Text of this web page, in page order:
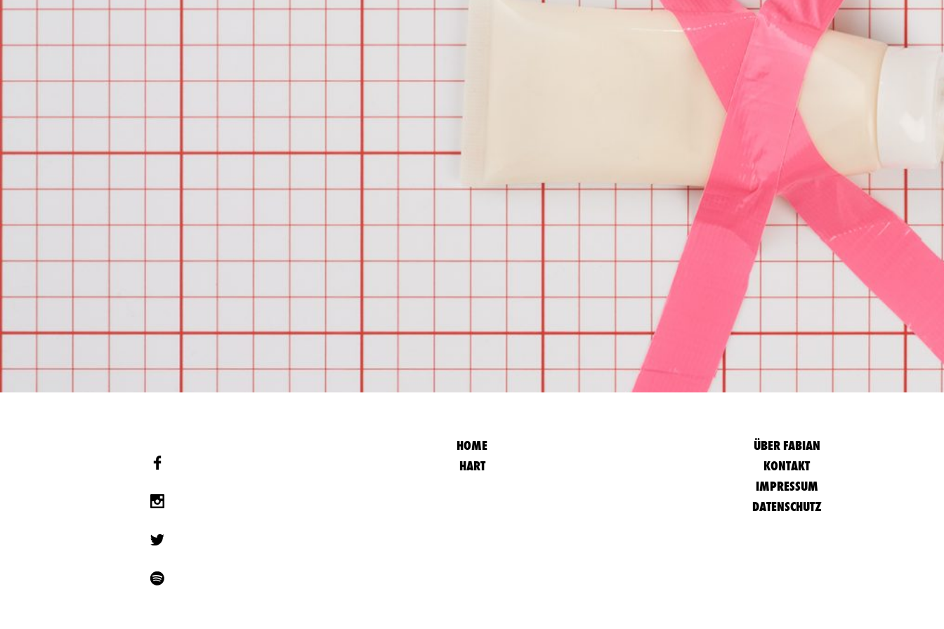
HOME
HART
ÜBER FABIAN
KONTAKT
IMPRESSUM
DATENSCHUTZ